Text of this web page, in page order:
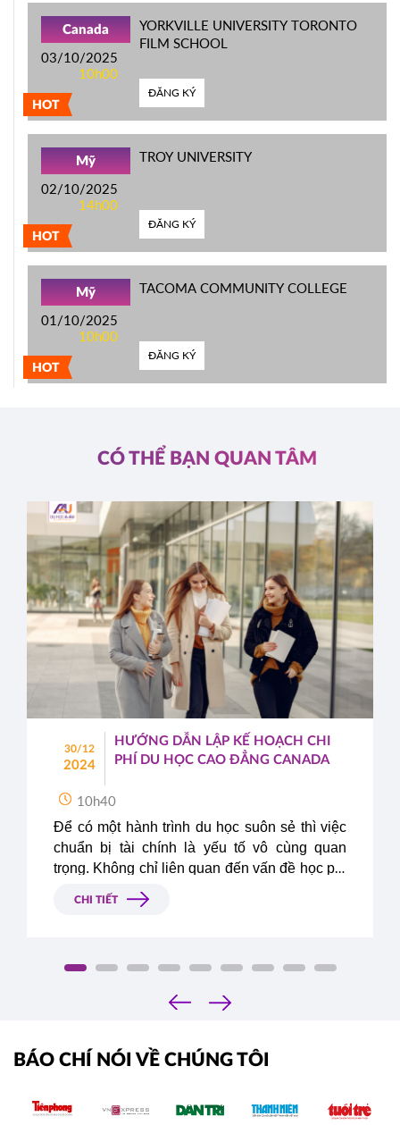
HOT
Canada
03/10/2025
10h00
YORKVILLE UNIVERSITY TORONTO
FILM SCHOOL
ĐĂNG KÝ
HOT
Mỹ
02/10/2025
14h00
TROY UNIVERSITY
ĐĂNG KÝ
HOT
Mỹ
01/10/2025
10h00
TACOMA COMMUNITY COLLEGE
ĐĂNG KÝ
CÓ THỂ BẠN QUAN TÂM
30/12
2024
HƯỚNG DẪN LẬP KẾ HOẠCH CHI
PHÍ DU HỌC CAO ĐẲNG CANADA
10h40
Để có một hành trình du học suôn sẻ thì việc
chuẩn bị tài chính là yếu tố vô cùng quan
trọng. Không chỉ liên quan đến vấn đề học phí
mà sinh hoạt phí tại nước bạn cũng là một
phần trong bảng dự trù chi phí du học mà các
đó, hãy cùng Du Học Á – Âu lên kế hoạch chi
phí du học cao đẳng Canada - lựa chọn du
học đang được các em học sinh Việt Nam
CHI TIẾT
‹
›
BÁO CHÍ NÓI VỀ CHÚNG TÔI